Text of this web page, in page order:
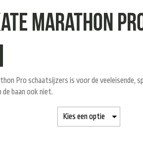
Marathon
Pro schaatsijzers is voor de
de baan ook niet.